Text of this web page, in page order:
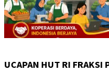
UCAPAN HUT RI FRAKSI